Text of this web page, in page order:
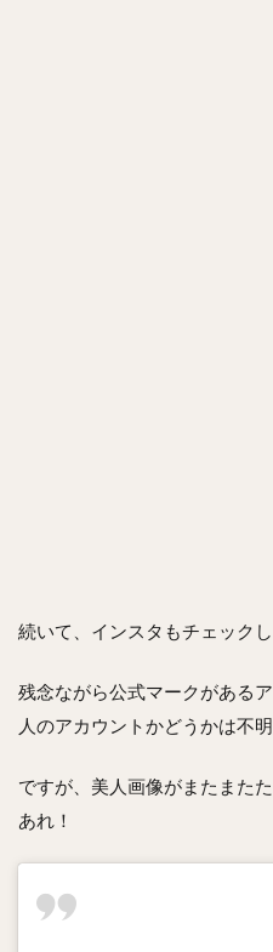
続いて、インスタもチェック
残念ながら公式マークがある
人のアカウントかどうかは不明
ですが、美人画像がまたまた
あれ！